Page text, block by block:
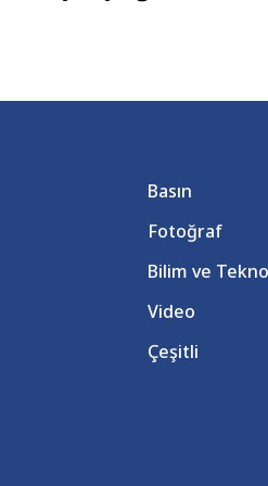
Basın
Fotoğraf
Bilim ve
Video
Çeşitli